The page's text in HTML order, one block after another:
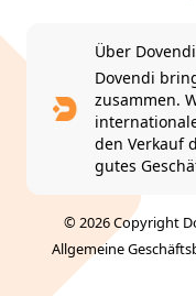
Über Dovendi
Dovendi
zusammen.
den Verkauf
gutes
© 2026 Copyright
Allgemeine